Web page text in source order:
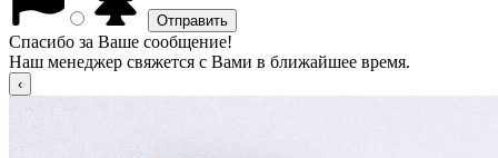
Спасибо за Ваше сообщение!
Наш менеджер свяжется с Вами в ближайшее время.